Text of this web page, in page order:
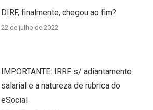
DIRF, finalmente, chegou ao fim?
22 de julho de 2022
IMPORTANTE: IRRF s/ adiantamento
salarial e a natureza de rubrica do
eSocial